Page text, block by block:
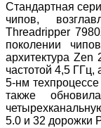
Стандартная
чипов,
Threadripper
поколении
архитектура
частотой 4,5
5-нм
также
5.0 и 32 дорожки